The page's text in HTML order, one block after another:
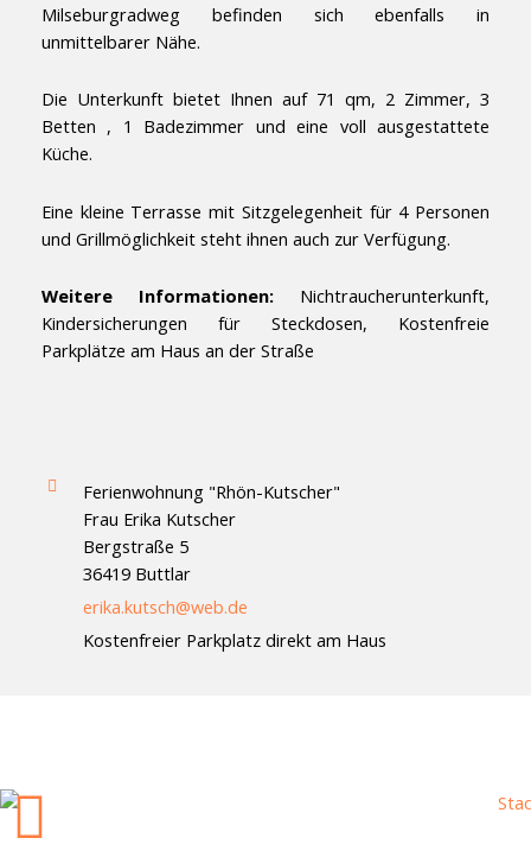
Milseburgradweg befinden sich ebenfalls in
unmittelbarer Nähe.
Die Unterkunft bietet Ihnen auf 71 qm, 2 Zimmer, 3
Betten , 1 Badezimmer und eine voll ausgestattete
Küche.
Eine kleine Terrasse mit Sitzgelegenheit für 4 Personen
und Grillmöglichkeit steht ihnen auch zur Verfügung.
Weitere Informationen: Nichtraucherunterkunft,
Kindersicherungen für Steckdosen, Kostenfreie
Parkplätze am Haus an der Straße
Ferienwohnung "Rhön-Kutscher"
Frau Erika Kutscher
Bergstraße 5
36419 Buttlar
erika.kutsch@web.de
Kostenfreier Parkplatz direkt am Haus